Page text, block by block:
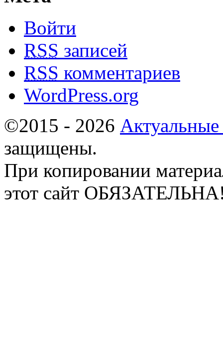
Войти
RSS записей
RSS комментариев
WordPress.org
©2015 - 2026
защищены.
При копировании
этот сайт